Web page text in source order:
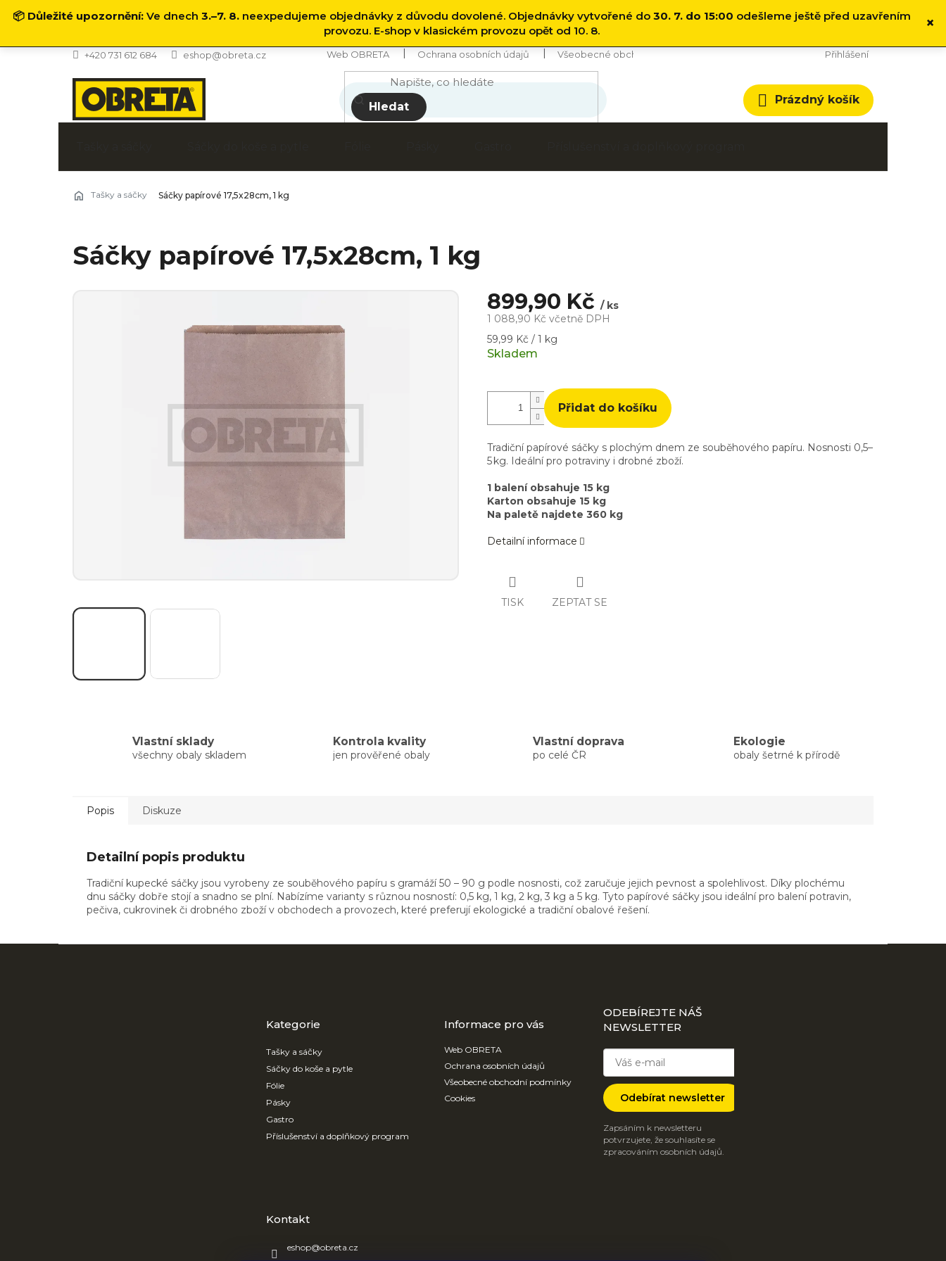
📦 Důležité upozornění: Ve dnech 3.–7. 8. neexpedujeme objednávky z důvodu dovolené. Objednávky vytvořené do 30. 7. do 15:00 odešleme ještě před uzavřením
provozu. E-shop v klasickém provozu opět od 10. 8.
×
Přejít
+420 731 612 684 eshop@obreta.cz Web OBRETA Ochrana osobních údajů Všeobecné obchodní podmínky Přihlášení
Hledat
Nákupní
košík
Prázdný košík
Tašky a sáčky Sáčky papírové 17,5x28cm, 1 kg
Sáčky papírové 17,5x28cm, 1 kg
899,90 Kč / ks
1 088,90 Kč včetně DPH
Měrná
cena:
59,99 Kč / 1 kg
Skladem
Přidat do košíku
Tradiční papírové sáčky s plochým dnem ze souběhového papíru. Nosnosti 0,5–
5 kg. Ideální pro potraviny i drobné zboží.
1 balení obsahuje 15 kg
Karton obsahuje 15 kg
Na paletě najdete 360 kg
Detailní informace
TISK ZEPTAT SE
Vlastní sklady
všechny obaly skladem
Kontrola kvality
jen prověřené obaly
Vlastní doprava
po celé ČR
Ekologie
obaly šetrné k přírodě
Popis Diskuze
Detailní popis produktu
Tradiční kupecké sáčky jsou vyrobeny ze souběhového papíru s gramáží 50 – 90 g podle nosnosti, což zaručuje jejich pevnost a spolehlivost. Díky plochému
dnu sáčky dobře stojí a snadno se plní. Nabízíme varianty s různou nosností: 0,5 kg, 1 kg, 2 kg, 3 kg a 5 kg. Tyto papírové sáčky jsou ideální pro balení potravin,
pečiva, cukrovinek či drobného zboží v obchodech a provozech, které preferují ekologické a tradiční obalové řešení.
kategorie
Kategorie
Tašky a sáčky
Sáčky do koše a pytle
Fólie
Pásky
Gastro
Příslušenství a doplňkový program
Informace pro vás
Web OBRETA
Ochrana osobních údajů
Všeobecné obchodní podmínky
Cookies
ODEBÍREJTE NÁŠ
NEWSLETTER
Odebírat newsletter
Zapsáním k newsletteru
potvrzujete, že souhlasíte se
zpracováním osobních údajů.
Kontakt
eshop@obreta.cz